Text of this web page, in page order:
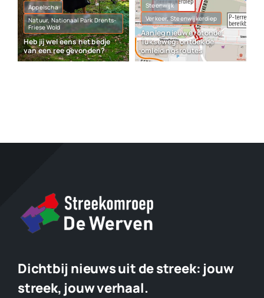
Appelscha
Natuur, Nationaal Park Drents-
Friese Wold
Heb jij wel eens het bedje
van een ree gevonden?
Steenwijk
Verkeer, Steenwijkerdiep
Aanleg nieuwe rotonde
Tukseweg: ontdek de
omleidingsroutes
Dichtbij nieuws uit de streek: jouw
streek, jouw verhaal.